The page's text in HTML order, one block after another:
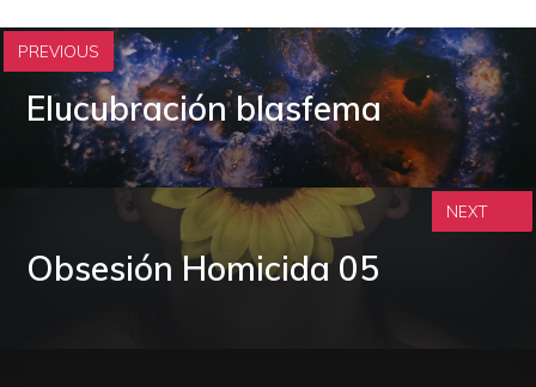
PREVIOUS
Elucubración blasfema
Obsesión Homicida 05
NEXT